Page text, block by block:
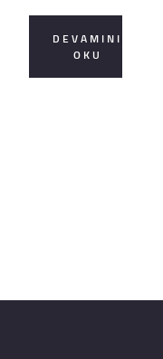
DEVAMINI
OKU